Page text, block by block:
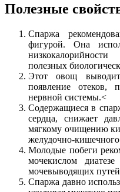
Полезные
Спаржа
фигурой. Она
полезных
Этот овощ
появление отеков,
нервной системы.<
Содержащиеся в
сердца, снижает
мягкому очищению
желудочно-кишечного
Молодые побеги
мочекислом
мочевыводящих
Спаржа давно